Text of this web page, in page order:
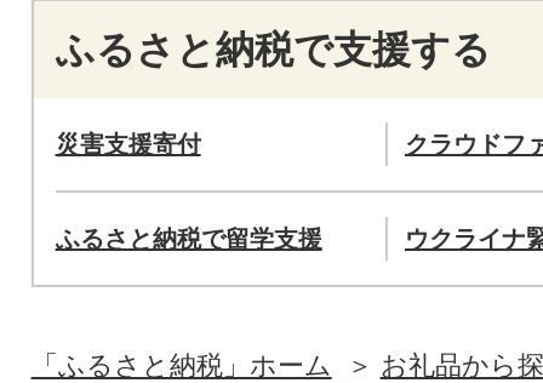
ふるさと納税で支援する
災害支援寄付 クラウドフ
ふるさと納税で留学支援 ウクライナ
「ふるさと納税」ホーム
お礼品から